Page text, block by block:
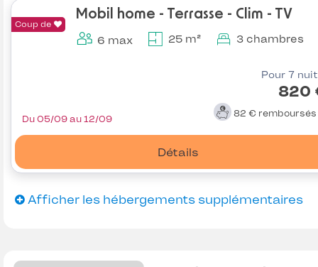
Coup de
Mobil home - Terrasse - Clim - TV
6 max 25 m² 3 chambres
Pour 7
820
82 € remboursés
Détails
Du 05/09 au 12/09
Afficher les hébergements supplémentaires